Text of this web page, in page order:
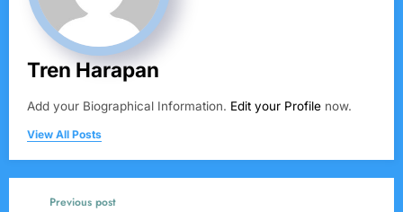
Tren Harapan
Add your Biographical Information. Edit your Profile now.
View All Posts
Previous post